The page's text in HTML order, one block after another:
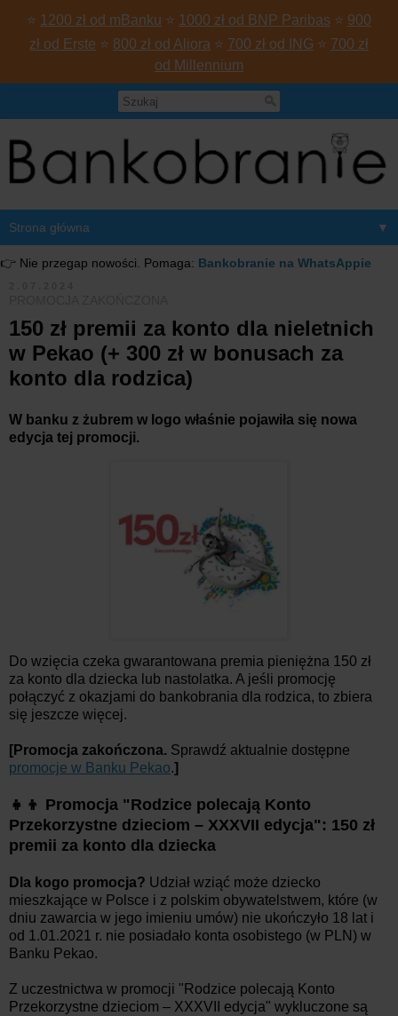
⭐ 1200 zł od mBanku ⭐ 1000 zł od BNP Paribas ⭐ 900
zł od Erste ⭐ 800 zł od Aliora ⭐ 700 zł od ING ⭐ 700 zł
od Millennium
▼
👉 Nie przegap nowości. Pomaga: Bankobranie na WhatsAppie
150 zł premii za konto dla nieletnich
w Pekao (+ 300 zł w bonusach za
konto dla rodzica)
W banku z żubrem w logo właśnie pojawiła się nowa
edycja tej promocji.
Do wzięcia czeka gwarantowana premia pieniężna 150 zł
za konto dla dziecka lub nastolatka. A jeśli promocję
połączyć z okazjami do bankobrania dla rodzica, to zbiera
się jeszcze więcej.
[Promocja zakończona. Sprawdź aktualnie dostępne
promocje w Banku Pekao.]
👧👦 Promocja "Rodzice polecają Konto
Przekorzystne dzieciom – XXXVII edycja": 150 zł
premii za konto dla dziecka
Dla kogo promocja? Udział wziąć może dziecko
mieszkające w Polsce i z polskim obywatelstwem, które (w
dniu zawarcia w jego imieniu umów) nie ukończyło 18 lat i
od 1.01.2021 r. nie posiadało konta osobistego (w PLN) w
Banku Pekao.
Z uczestnictwa w promocji "Rodzice polecają Konto
Przekorzystne dzieciom – XXXVII edycja" wykluczone są